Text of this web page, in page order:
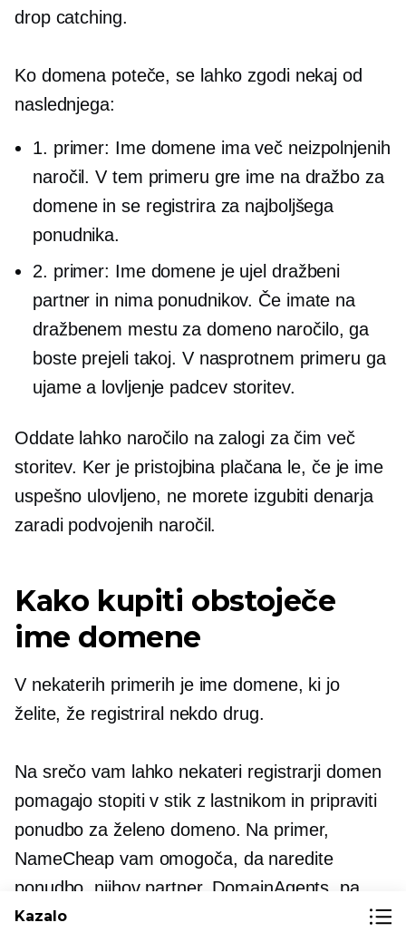
drop catching.
Ko domena poteče, se lahko zgodi nekaj od
naslednjega:
1. primer: Ime domene ima več neizpolnjenih
naročil. V tem primeru gre ime na dražbo za
domene in se registrira za najboljšega
ponudnika.
2. primer: Ime domene je ujel dražbeni
partner in nima ponudnikov. Če imate na
dražbenem mestu za domeno naročilo, ga
boste prejeli takoj. V nasprotnem primeru ga
ujame a lovljenje padcevstoritev.
Oddate lahko naročilo na zalogi za čim več
storitev. Ker je pristojbina plačana le, če je ime
uspešno ulovljeno, ne morete izgubiti denarja
zaradi podvojenih naročil.
Kako kupiti obstoječe
ime domene
V nekaterih primerih je ime domene, ki jo
želite, že registriral nekdo drug.
Na srečo vam lahko nekateri registrarji domen
pomagajo stopiti v stik z lastnikom in pripraviti
ponudbo za želeno domeno. Na primer,
NameCheap vam omogoča, da naredite
ponudbo, njihov partner, DomainAgents, pa
vam pomaga priti do lastnika in zaščititi
Kazalo